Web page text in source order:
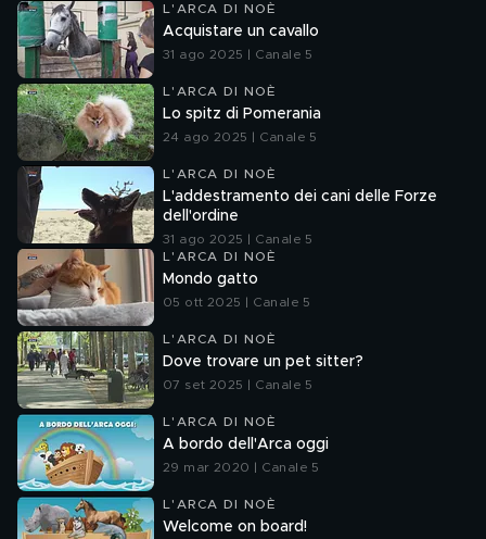
L'ARCA DI NOÈ
Acquistare un cavallo
31 ago 2025 | Canale 5
L'ARCA DI NOÈ
Lo spitz di Pomerania
24 ago 2025 | Canale 5
L'ARCA DI NOÈ
L'addestramento dei cani delle Forze
dell'ordine
31 ago 2025 | Canale 5
L'ARCA DI NOÈ
Mondo gatto
05 ott 2025 | Canale 5
L'ARCA DI NOÈ
Dove trovare un pet sitter?
07 set 2025 | Canale 5
L'ARCA DI NOÈ
A bordo dell'Arca oggi
29 mar 2020 | Canale 5
L'ARCA DI NOÈ
Welcome on board!